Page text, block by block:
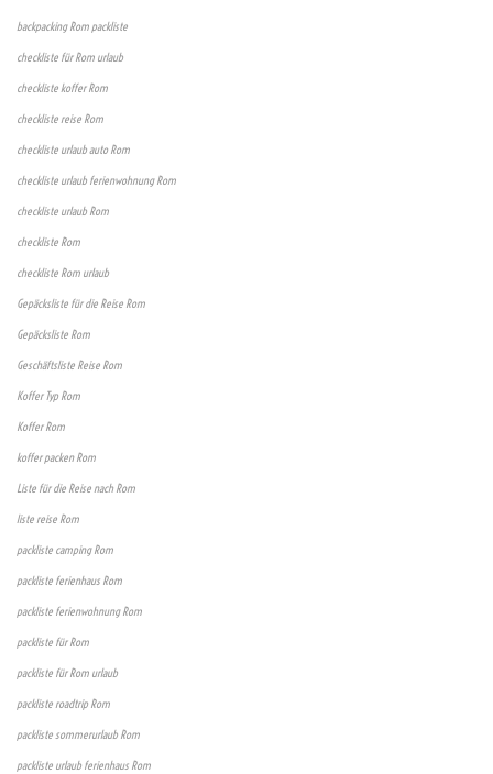
backpacking Rom packliste
checkliste für Rom urlaub
checkliste koffer Rom
checkliste reise Rom
checkliste urlaub auto Rom
checkliste urlaub ferienwohnung Rom
checkliste urlaub Rom
checkliste Rom
checkliste Rom urlaub
Gepäcksliste für die Reise Rom
Gepäcksliste Rom
Geschäftsliste Reise Rom
Koffer Typ Rom
Koffer Rom
koffer packen Rom
Liste für die Reise nach Rom
liste reise Rom
packliste camping Rom
packliste ferienhaus Rom
packliste ferienwohnung Rom
packliste für Rom
packliste für Rom urlaub
packliste roadtrip Rom
packliste sommerurlaub Rom
packliste urlaub ferienhaus Rom